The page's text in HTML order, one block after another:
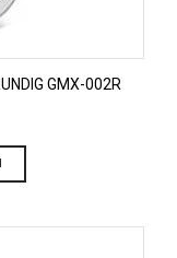
GMX-002R